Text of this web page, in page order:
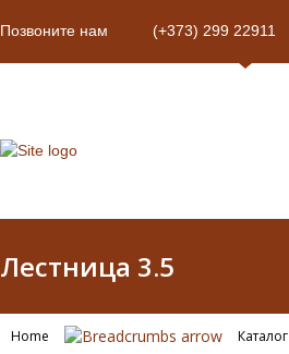
Позвоните нам (+373) 299 22911
Лестница 3.5
Home